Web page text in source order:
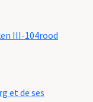
III-104rood
et de ses